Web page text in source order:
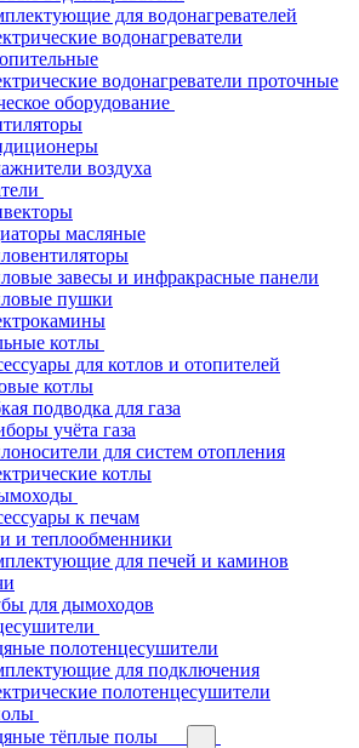
для водонагревателей
водонагреватели
водонагреватели проточные
оборудование
воздуха
масляные
завесы и инфракрасные панели
пушки
котлы
для котлов и отопителей
котлы
подводка для газа
учёта газа
для систем отопления
котлы
к печам
и теплообменники
для печей и каминов
для дымоходов
полотенцесушители
для подключения
полотенцесушители
тёплые полы